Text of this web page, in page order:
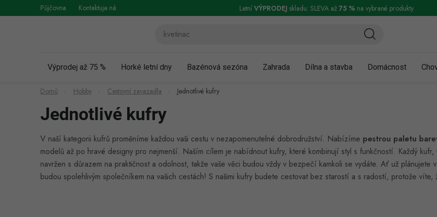
na
Půjčovna Kontaktuje nás Vrácení a reklamace Podmínky ochrany osobních údajů Obchodní
LetníVÝPRODEJ skladu: SLEVA až 75 %na vybrané produkty
Výprodej až 75 % Horké letní dny Bazénová sezóna Zahrada Dílna a stavba Domácnost
Domů Hobby Cestovní zavazadla Jednotlivé kufry
Jednotlivé kufry
V naší kategorii kufrů proměníme každou vaši cestu v nezapomenutelné dobrodružství. Nabízíme pestrou paletu
modelů až po hravé designy pro nejmenší. Naším cílem je nabídnout kufry, které kombinují styl s funkčností. Každý
navržen s důrazem na praktičnost a odolnost, takže vaše věci budou vždy v bezpečí kamkoli se vydáte. Ať už
budou spolehlivým společníkem na vašich cestách! S našimi kufry budete cestovat bez starostí a s radostí, protože víte,